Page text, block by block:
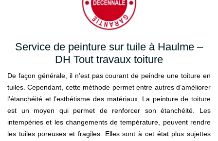
Service de peinture sur tuile à Haulme –
DH Tout travaux toiture
De façon générale, il n’est pas courant de peindre une toiture en
tuiles. Cependant, cette méthode permet entre autres d’améliorer
l’étanchéité et l’esthétisme des matériaux. La peinture de toiture
est un moyen qui permet de renforcer son étanchéité. Les
intempéries et les changements de température, peuvent rendre
les tuiles poreuses et fragiles. Elles sont à cet état plus sujettes